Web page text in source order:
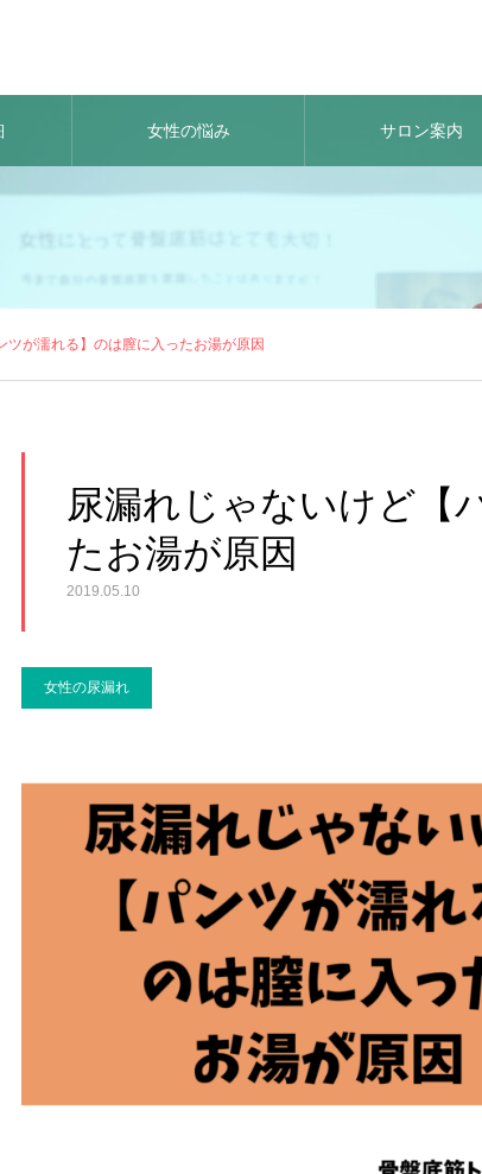
女性の悩み サロン案内
ツが濡れる】のは膣に入ったお湯が原因
尿漏れじゃないけど【
たお湯が原因
2019.05.10
女性の尿漏れ